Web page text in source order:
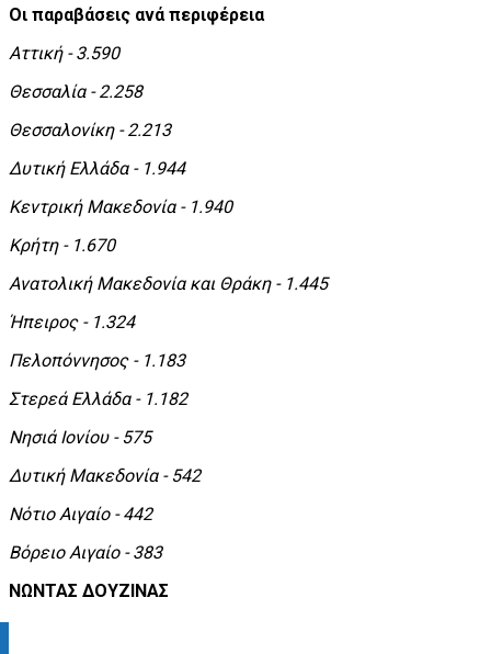
Οι παραβάσεις ανά περιφέρεια
Αττική - 3.590
Θεσσαλία - 2.258
Θεσσαλονίκη - 2.213
Δυτική Ελλάδα - 1.944
Κεντρική Μακεδονία - 1.940
Κρήτη - 1.670
Ανατολική Μακεδονία και Θράκη - 1.445
Ήπειρος - 1.324
Πελοπόννησος - 1.183
Στερεά Ελλάδα - 1.182
Νησιά Ιονίου - 575
Δυτική Μακεδονία - 542
Νότιο Αιγαίο - 442
Βόρειο Αιγαίο - 383
ΝΩΝΤΑΣ ΔΟΥΖΙΝΑΣ